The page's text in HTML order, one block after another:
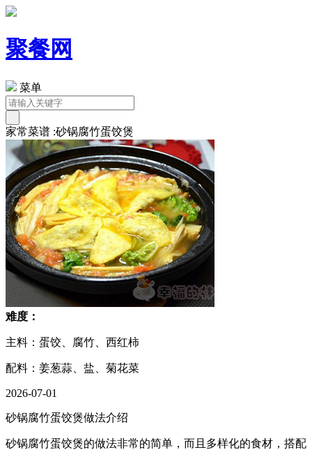
聚餐网
菜单
家常菜谱 :砂锅腐竹蛋饺煲
难度：
主料：蛋饺、腐竹、西红柿
配料：姜葱蒜、盐、菊花菜
2026-07-01
砂锅腐竹蛋饺煲做法介绍
砂锅腐竹蛋饺煲的做法非常的简单，而且多样化的食材，搭配